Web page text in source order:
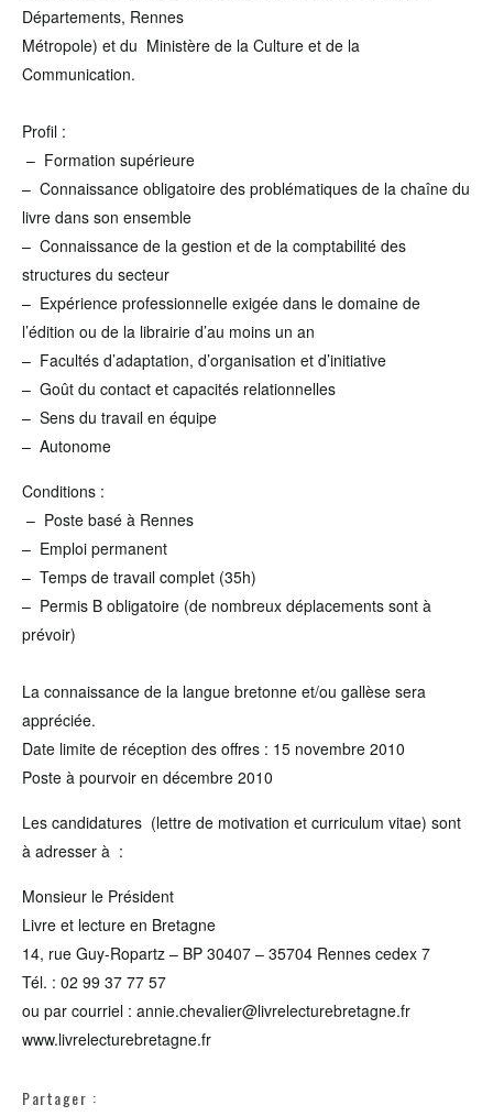
Départements, Rennes
Métropole) et du Ministère de la Culture et de la
Communication.
Profil :
– Formation supérieure
– Connaissance obligatoire des problématiques de la chaîne du
livre dans son ensemble
– Connaissance de la gestion et de la comptabilité des
structures du secteur
– Expérience professionnelle exigée dans le domaine de
l’édition ou de la librairie d’au moins un an
– Facultés d’adaptation, d’organisation et d’initiative
– Goût du contact et capacités relationnelles
– Sens du travail en équipe
– Autonome
Conditions :
– Poste basé à Rennes
– Emploi permanent
– Temps de travail complet (35h)
– Permis B obligatoire (de nombreux déplacements sont à
prévoir)
La connaissance de la langue bretonne et/ou gallèse sera
appréciée.
Date limite de réception des offres : 15 novembre 2010
Poste à pourvoir en décembre 2010
Les candidatures (lettre de motivation et curriculum vitae) sont
à adresser à :
Monsieur le Président
Livre et lecture en Bretagne
14, rue Guy-Ropartz – BP 30407 – 35704 Rennes cedex 7
Tél. : 02 99 37 77 57
ou par courriel : annie.chevalier@livrelecturebretagne.fr
www.livrelecturebretagne.fr
Partager :